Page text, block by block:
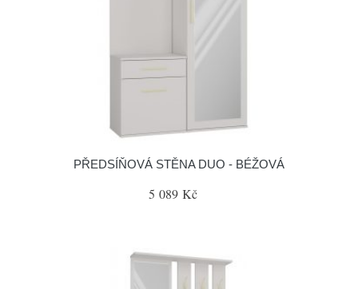
PŘEDSÍŇOVÁ STĚNA DUO - BÉŽOVÁ
5 089 Kč